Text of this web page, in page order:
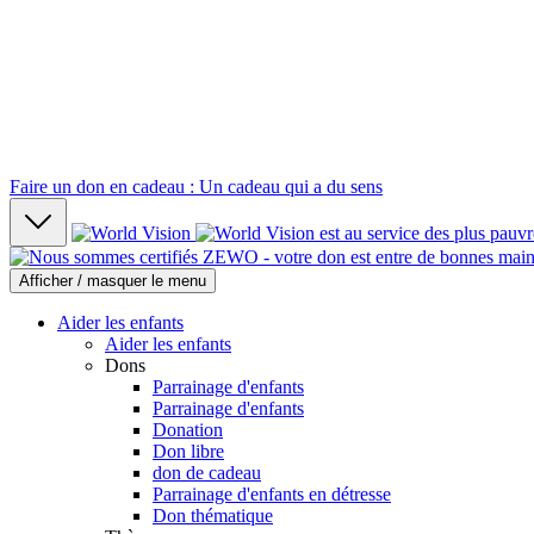
Faire un don en cadeau : Un cadeau qui a du sens
Afficher / masquer le menu
Aider les enfants
Aider les enfants
Dons
Parrainage d'enfants
Parrainage d'enfants
Donation
Don libre
don de cadeau
Parrainage d'enfants en détresse
Don thématique